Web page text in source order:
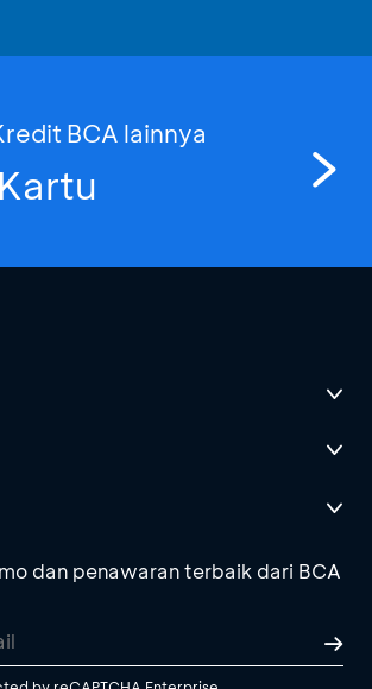
BCA lainnya
dan penawaran terbaik dari BCA